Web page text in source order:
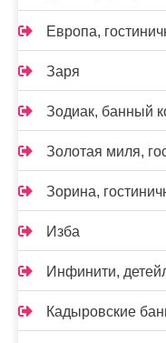
Европа,
Заря
Зодиак, банный
Золотая миля,
Зорина,
Изба
Инфинити,
Кадыровские